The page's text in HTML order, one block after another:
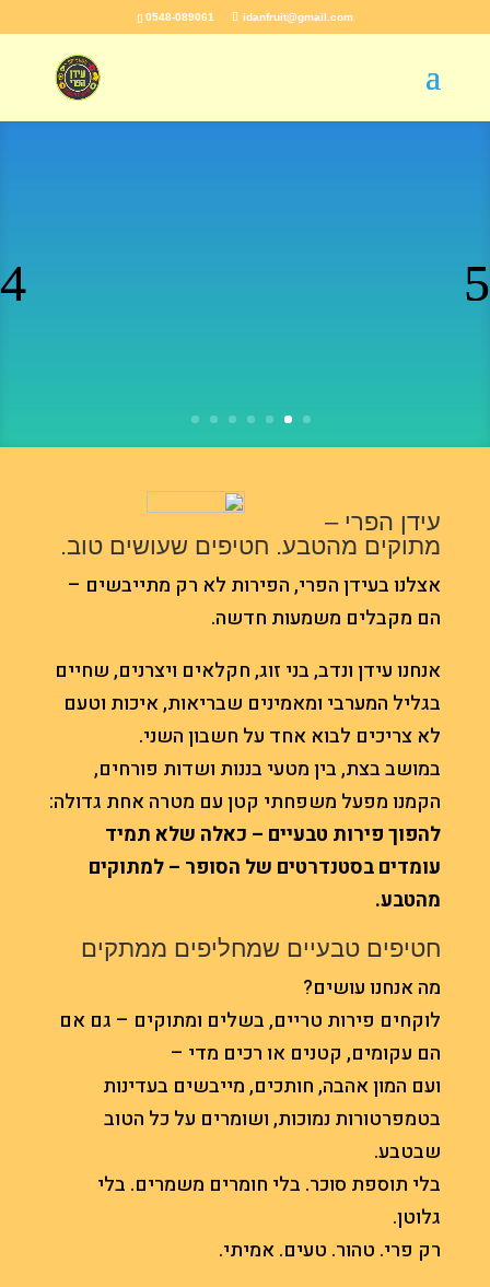
0548-089061 idanfruit@gmail.com
עידן הפרי –
מתוקים מהטבע. חטיפים שעושים טוב.
אצלנו בעידן הפרי, הפירות לא רק מתייבשים –
הם מקבלים משמעות חדשה.
אנחנו עידן ונדב, בני זוג, חקלאים ויצרנים, שחיים
בגליל המערבי ומאמינים שבריאות, איכות וטעם
לא צריכים לבוא אחד על חשבון השני.
במושב בצת, בין מטעי בננות ושדות פורחים,
הקמנו מפעל משפחתי קטן עם מטרה אחת גדולה:
להפוך פירות טבעיים – כאלה שלא תמיד
עומדים בסטנדרטים של הסופר – למתוקים
מהטבע.
חטיפים טבעיים שמחליפים ממתקים
מה אנחנו עושים?
לוקחים פירות טריים, בשלים ומתוקים – גם אם
הם עקומים, קטנים או רכים מדי –
ועם המון אהבה, חותכים, מייבשים בעדינות
בטמפרטורות נמוכות, ושומרים על כל הטוב
שבטבע.
בלי תוספת סוכר. בלי חומרים משמרים. בלי
גלוטן.
רק פרי. טהור. טעים. אמיתי.